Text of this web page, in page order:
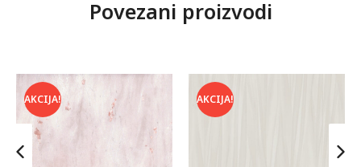
Povezani proizvodi
AKCIJA! AKCIJA!